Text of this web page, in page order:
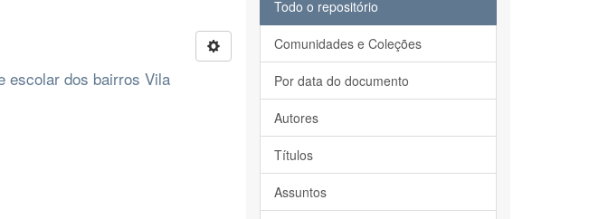
escolar dos bairros Vila
Todo o repositório
Comunidades e Coleções
Por data do documento
Autores
Títulos
Assuntos